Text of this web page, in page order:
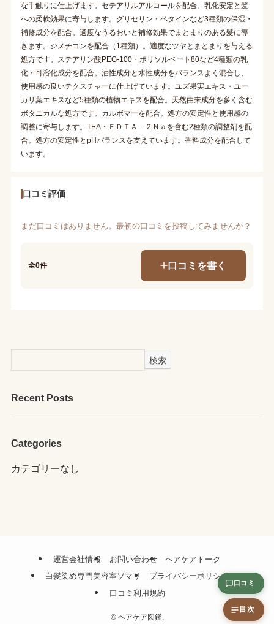
な手触りに仕上げます。セテアリルアルコールを配合。乳化安定と髪
への柔軟効果に寄与します。グリセリン・ベタインなど3種類の保湿・
補修成分を配合。適度なうるおいと補修効果でまとまりのある髪に導
きます。ジメチコンを配合（1種類）。適度なツヤとまとまりを与える
処方です。ステアリン酸PEG-100・ポリソルベート80など4種類の乳
化・可溶化成分を配合。油性成分と水性成分をバランスよく混合し、
使用感の良いテクスチャーに仕上げています。ユズ果実エキス・ユー
カリ葉エキスなど5種類の植物エキスを配合。天然由来成分を多く含む
ボタニカルな処方です。カルボマーを配合。処方の安定性と使用感の
調整に寄与します。TEA・ＥＤＴＡ－２Ｎａを含む2種類の調整剤を配
合。処方の安定性とpHバランスを支えています。香料成分を配合して
います。
口コミ評価
まだ口コミはありません。最初の口コミを投稿してみませんか？
全0件 口コミを書く
検索
Recent Posts
Categories
カテゴリーなし
運営会社情報 お問い合わせ
ヘアケアトーク
白髪染め専門美容室ソマリ
プライバシーポリシー
口コミ利用規約
©ヘアケア図鑑.
口コミ
目次